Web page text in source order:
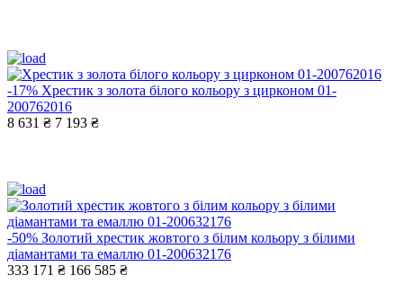
-17% Хрестик з золота білого кольору з цирконом 01-
200762016
8 631 ₴ 7 193 ₴
-50% Золотий хрестик жовтого з білим кольору з білими
діамантами та емаллю 01-200632176
333 171 ₴ 166 585 ₴